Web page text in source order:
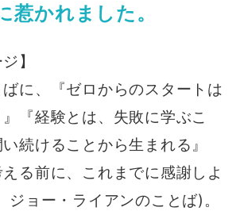
惹かれました。
】
に、『ゼロからのスタートは
『経験とは、失敗に学ぶこ
続けることから生まれる』
える前に、これまでに感謝しよ
ジョー・ライアンのことば)。